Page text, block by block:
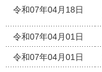
令和07年04月18日
令和07年04月01日
令和07年04月01日